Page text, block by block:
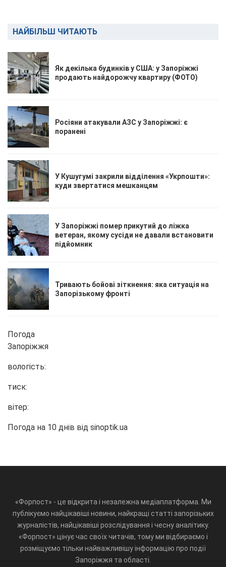
НАЙБІЛЬШ ЧИТАЮТЬ
Як декілька будинків у США: у Запоріжжі
продають найдорожчу квартиру (ФОТО)
Росіяни атакували АЗС у Запоріжжі: є
поранені
У Кушугумі закрили відділення «Укрпошти»:
куди звертатися мешканцям
У Запоріжжі помер прикутий до ліжка
ветеран, якому сусіди не давали встановити
підйомник
Тривають бойові зіткнення: яка ситуація на
Запорізькому фронті
Погода
Запоріжжя
вологість:
тиск:
вітер:
Погода на 10 днів від sinoptik.ua
«Форпост» - це відкрита і незалежна медіаплатформа. Ми
публікуємо найцікавіші новини, найкращі статті запорізьких
журналістів, найцікавіші розслідування і чесну аналітику.
«Форпост» цінує час своїх читачів, тому ми відбираємо і
розміщуємо тільки найважливішу інформацію про події
Запоріжжя та області.